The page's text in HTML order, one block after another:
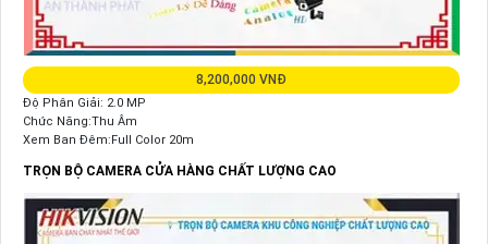
8,200,000 VNĐ
Độ Phân Giải: 2.0 MP
Chức Năng:Thu Âm
Xem Ban Đêm:Full Color 20m
TRỌN BỘ CAMERA CỬA HÀNG CHẤT LƯỢNG CAO